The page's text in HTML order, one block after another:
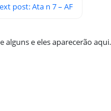
post: Ata n 7 – AF
alguns e eles aparecerão aqui.